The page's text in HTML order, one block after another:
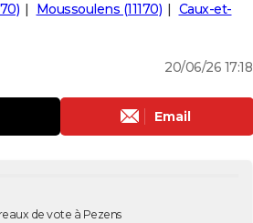
Moussoulens (11170)
Caux-et-
20/06/26 17:18
Email
de vote à Pezens